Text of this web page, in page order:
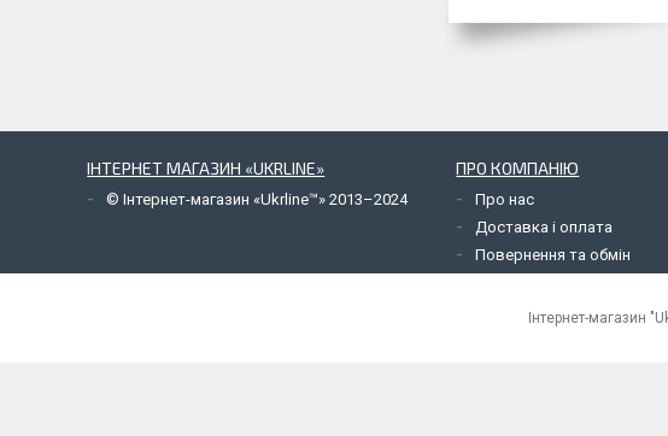
ІНТЕРНЕТ МАГАЗИН «UKRLINE»
© Інтернет-магазин «Ukrline™» 2013–2024
ПРО КОМПАНІЮ
Про нас
Доставка і оплата
Повернення та обмін